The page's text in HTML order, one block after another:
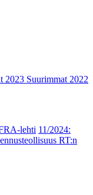
2023 Suurimmat 2022
lehti 11/2024:
RT:n